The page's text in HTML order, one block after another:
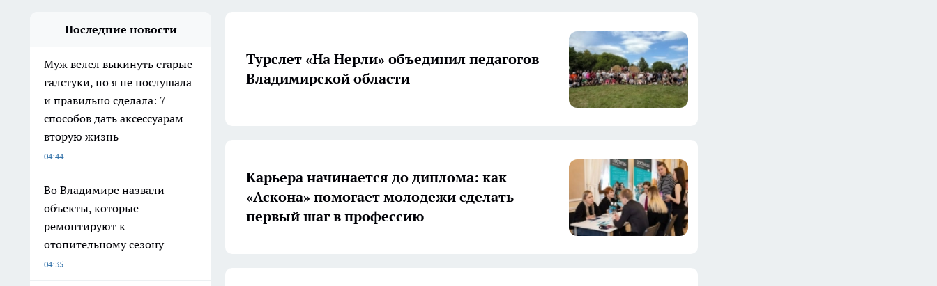
Последние новости
Муж велел выкинуть старые
галстуки, но я не послушала
и правильно сделала: 7
способов дать аксессуарам
вторую жизнь
04:44
Во Владимире назвали
объекты, которые
ремонтируют к
отопительному сезону
04:35
Турслет «На Нерли» объединил педагогов
Владимирской области
Карьера начинается до диплома: как
«Аскона» помогает молодежи сделать
первый шаг в профессию